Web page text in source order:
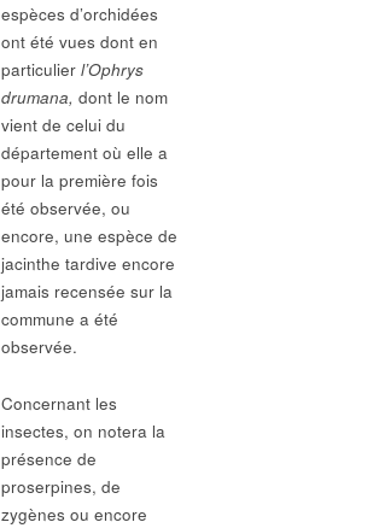
espèces d’orchidées
ont été vues dont en
particulier l’Ophrys
drumana, dont le nom
vient de celui du
département où elle a
pour la première fois
été observée, ou
encore, une espèce de
jacinthe tardive encore
jamais recensée sur la
commune a été
observée.
Concernant les
insectes, on notera la
présence de
proserpines, de
zygènes ou encore